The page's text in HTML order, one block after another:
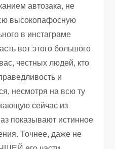
автозака, не
высокопафосную
в инстаграме
вот этого большого
честных людей, кто
и
несмотря на всю ту
сейчас из
показывают истинное
Точнее, даже не